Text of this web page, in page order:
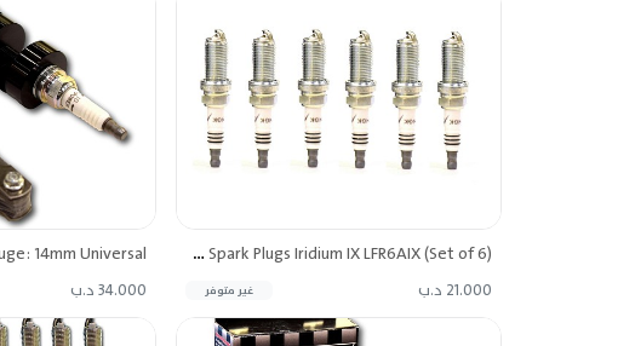
NGK Spark Plugs Iridium IX LFR6AIX (Set of 6)
21.000 د.ب غير متوفر 34.000 د.ب